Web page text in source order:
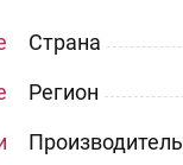
Страна
Регион
Производитель